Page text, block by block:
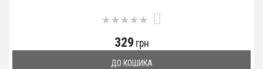
329 грн
ДО КОШИКА